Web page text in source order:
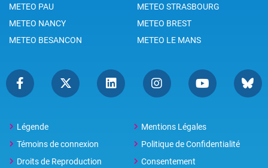
METEO PAU
METEO STRASBOURG
METEO NANCY
METEO BREST
METEO BESANCON
METEO LE MANS
Légende
Mentions Légales
Témoins de connexion
Politique de Confidentialité
Droits de Reproduction
Consentement